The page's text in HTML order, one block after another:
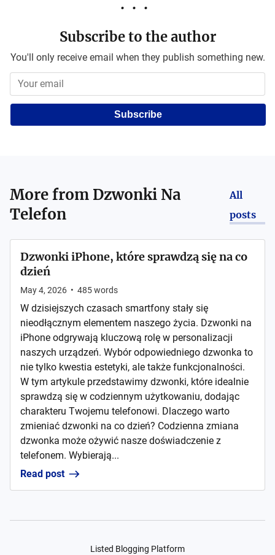
Subscribe to the author
You'll only receive email when they publish something new.
Subscribe
More from Dzwonki Na
Telefon
All
posts
Dzwonki iPhone, które sprawdzą się na co
dzień
May 4, 2026 • 485words
W dzisiejszych czasach smartfony stały się
nieodłącznym elementem naszego życia. Dzwonki na
iPhone odgrywają kluczową rolę w personalizacji
naszych urządzeń. Wybór odpowiedniego dzwonka to
nie tylko kwestia estetyki, ale także funkcjonalności.
W tym artykule przedstawimy dzwonki, które idealnie
sprawdzą się w codziennym użytkowaniu, dodając
charakteru Twojemu telefonowi. Dlaczego warto
zmieniać dzwonki na co dzień? Codzienna zmiana
dzwonka może ożywić nasze doświadczenie z
telefonem. Wybierają...
Read post
Listed Blogging Platform